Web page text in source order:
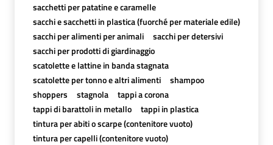
sacchetti per patatine e caramelle
sacchi e sacchetti in plastica (fuorché per materiale edile)
sacchi per alimenti per animali
sacchi per detersivi
sacchi per prodotti di giardinaggio
scatolette e lattine in banda stagnata
scatolette per tonno e altri alimenti
shampoo
shoppers
stagnola
tappi a corona
tappi di barattoli in metallo
tappi in plastica
tintura per abiti o scarpe (contenitore vuoto)
tintura per capelli (contenitore vuoto)